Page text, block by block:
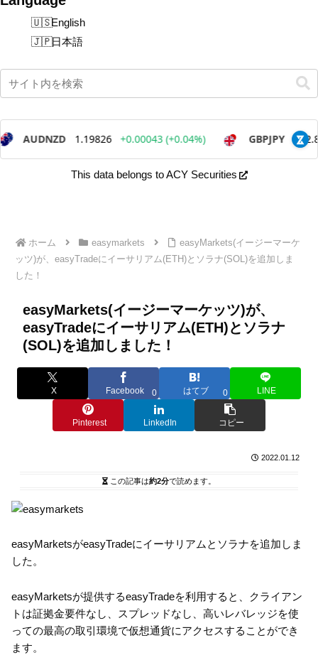
English
日本語
This data belongs to ACY Securities
ホーム easymarkets
easyMarkets(イージーマーケ
ッツ)が、easyTradeにイーサリアム(ETH)とソラナ(SOL)を追加しま
した！
easyMarkets(イージーマーケッツ)が、
easyTradeにイーサリアム(ETH)とソラナ
(SOL)を追加しました！
X Facebook 0 はてブ 0 LINE
Pinterest LinkedIn コピー
2022.01.12
この記事は約2分で読めます。
easyMarketsがeasyTradeにイーサリアムとソラナを追加しま
した。
easyMarketsが提供するeasyTradeを利用すると、クライアン
トは証拠金要件なし、スプレッドなし、高いレバレッジを使
っての最高の取引環境で仮想通貨にアクセスすることができ
ます。